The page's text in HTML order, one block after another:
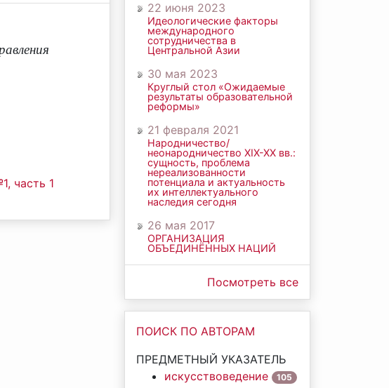
часть 1
22 июня 2023
Идеологические факторы
международного
сотрудничества в
Центральной Азии
30 мая 2023
Круглый стол «Ожидаемые
результаты образовательной
реформы»
21 февраля 2021
Народничество/
неонародничество ХIХ-ХХ вв.:
сущность, проблема
нереализованности
потенциала и актуальность
их интеллектуального
наследия сегодня
26 мая 2017
ОРГАНИЗАЦИЯ
ОБЪЕДИНЁННЫХ НАЦИЙ
Посмотреть все
ПОИСК ПО АВТОРАМ
ПРЕДМЕТНЫЙ УКАЗАТЕЛЬ
искусствоведение
105